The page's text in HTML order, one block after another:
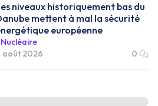
niveaux historiquement bas du
mettent à mal la sécurité
européenne
Nucléaire
août 2026
0